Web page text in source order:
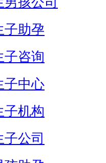
子助孕
子咨询
子中心
子机构
公司